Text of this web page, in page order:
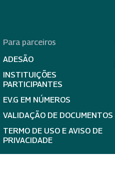
Para parceiros
ADESÃO
INSTITUIÇÕES
PARTICIPANTES
EV.G EM NÚMEROS
VALIDAÇÃO DE DOCUMENTOS
TERMO DE USO E AVISO DE
PRIVACIDADE